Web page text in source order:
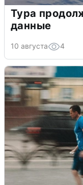
Тура
данные
10 августа 4